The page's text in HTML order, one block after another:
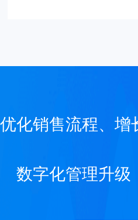
优化销售流程、增
数字化管理升级